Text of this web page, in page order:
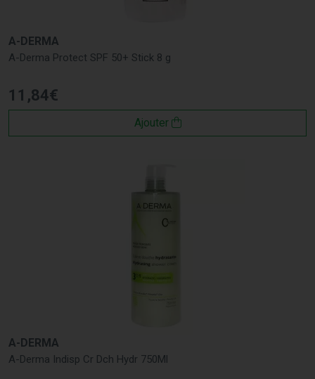
A-DERMA
A-Derma Protect SPF 50+ Stick 8 g
11 ,84€
Ajouter
A-DERMA
A-Derma Indisp Cr Dch Hydr 750Ml